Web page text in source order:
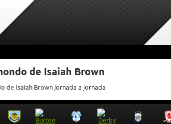
de Isaiah Brown
de Isaiah Brown jornada a jornada